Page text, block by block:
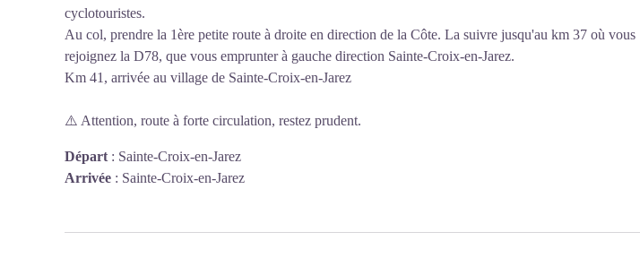
cyclotouristes.
Au col, prendre la 1ère petite route à droite en direction de la Côte. La suivre jusqu'au km 37 où vous
rejoignez la D78, que vous emprunter à gauche direction Sainte-Croix-en-Jarez.
Km 41, arrivée au village de Sainte-Croix-en-Jarez
⚠️ Attention, route à forte circulation, restez prudent.
Départ : Sainte-Croix-en-Jarez
Arrivée : Sainte-Croix-en-Jarez